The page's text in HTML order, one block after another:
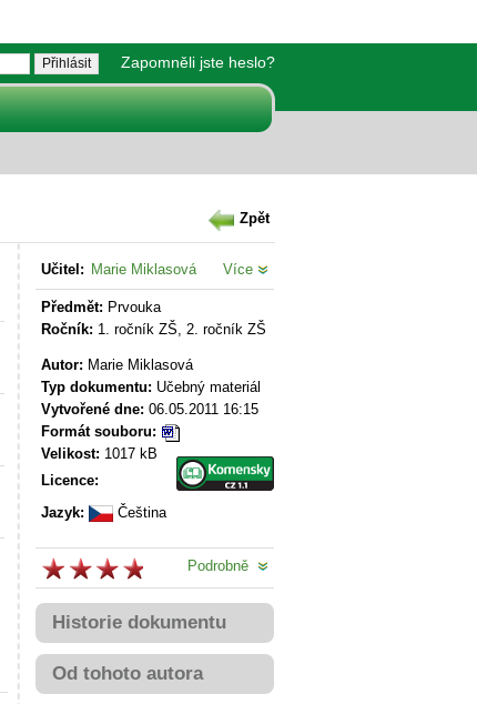
Zapomněli jste heslo?
Zpět
Učitel: Marie Miklasová Více
Předmět: Prvouka
Ročník: 1. ročník ZŠ, 2. ročník ZŠ
Autor: Marie Miklasová
Typ dokumentu: Učebný materiál
Vytvořené dne: 06.05.2011 16:15
Formát souboru:
Velikost: 1017 kB
Licence:
Jazyk:
Čeština
Podrobně
Historie dokumentu
Od tohoto autora